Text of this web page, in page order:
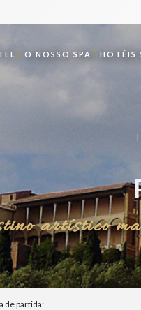
O NOSSO SPA HOTÉIS
artístico
de partida: